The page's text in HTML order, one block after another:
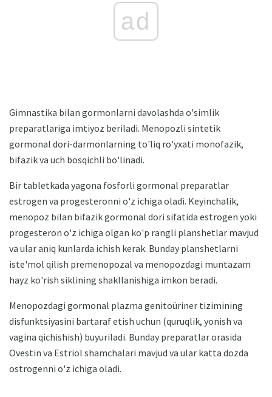
ad
Gimnastika bilan gormonlarni davolashda o'simlik
preparatlariga imtiyoz beriladi. Menopozli sintetik
gormonal dori-darmonlarning to'liq ro'yxati monofazik,
bifazik va uch bosqichli bo'linadi.
Bir tabletkada yagona fosforli gormonal preparatlar
estrogen va progesteronni o'z ichiga oladi. Keyinchalik,
menopoz bilan bifazik gormonal dori sifatida estrogen yoki
progesteron o'z ichiga olgan ko'p rangli planshetlar mavjud
va ular aniq kunlarda ichish kerak. Bunday planshetlarni
iste'mol qilish premenopozal va menopozdagi muntazam
hayz ko'rish siklining shakllanishiga imkon beradi.
Menopozdagi gormonal plazma genitoüriner tizimining
disfunktsiyasini bartaraf etish uchun (quruqlik, yonish va
vagina qichishish) buyuriladi. Bunday preparatlar orasida
Ovestin va Estriol shamchalari mavjud va ular katta dozda
ostrogenni o'z ichiga oladi.